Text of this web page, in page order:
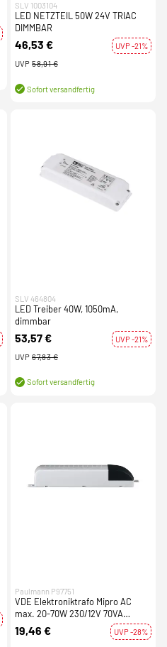
SLV 1003104
LED NETZTEIL 50W 24V TRIAC
DIMMBAR
46,53 €
UVP -21%
UVP 58,91 €
Sofort versandfertig
SLV 464804
LED Treiber 40W, 1050mA,
dimmbar
53,57 €
UVP -21%
UVP 67,83 €
Sofort versandfertig
Paulmann P97751
VDE Elektroniktrafo Mipro AC
max. 20-70W 230/12V 70VA
Grau/Schwarz
19,46 €
UVP -28%